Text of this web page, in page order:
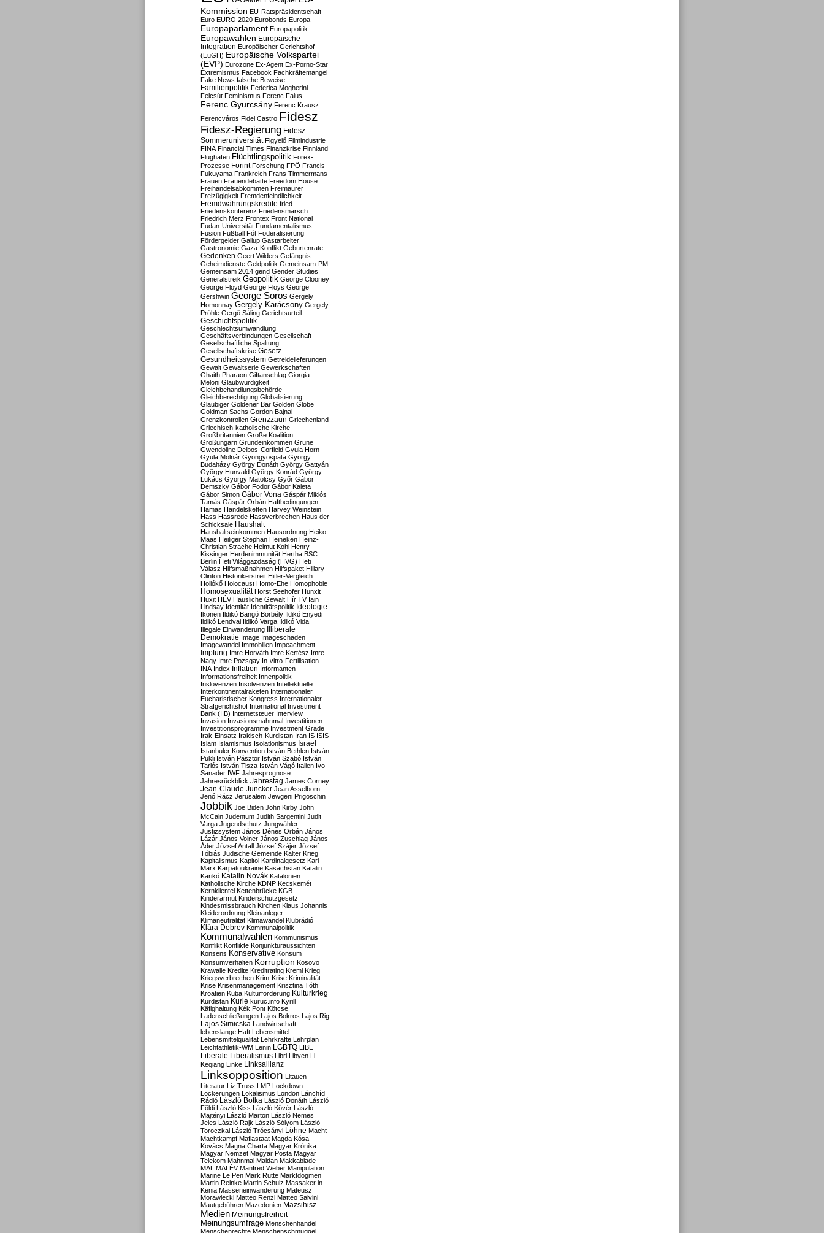
Kommission EU-Ratspräsidentschaft
Euro EURO 2020 Eurobonds Europa
Europaparlament Europapolitik
Europawahlen Europäische
Integration Europäischer Gerichtshof
(EuGH) Europäische Volkspartei
(EVP) Eurozone Ex-Agent Ex-Porno-Star
Extremismus Facebook Fachkräftemangel
Fake News falsche Beweise
Familienpolitik Federica Mogherini
Felcsút Feminismus Ferenc Falus
Ferenc Gyurcsány Ferenc Krausz
Ferencváros Fidel Castro Fidesz
Fidesz-Regierung Fidesz-
Sommeruniversität Figyelő Filmindustrie
FINA Financial Times Finanzkrise Finnland
Flughafen Flüchtlingspolitik Forex-
Prozesse Forint Forschung FPÖ Francis
Fukuyama Frankreich Frans Timmermans
Frauen Frauendebatte Freedom House
Freihandelsabkommen Freimaurer
Freizügigkeit Fremdenfeindlichkeit
Fremdwährungskredite fried
Friedenskonferenz Friedensmarsch
Friedrich Merz Frontex Front National
Fudan-Universität Fundamentalismus
Fusion Fußball Fót Föderalisierung
Fördergelder Gallup Gastarbeiter
Gastronomie Gaza-Konflikt Geburtenrate
Gedenken Geert Wilders Gefängnis
Geheimdienste Geldpolitik Gemeinsam-PM
Gemeinsam 2014 gend Gender Studies
Generalstreik Geopolitik George Clooney
George Floyd George Floys George
Gershwin George Soros Gergely
Homonnay Gergely Karácsony Gergely
Pröhle Gergő Sáling Gerichtsurteil
Geschichtspolitik
Geschlechtsumwandlung
Geschäftsverbindungen Gesellschaft
Gesellschaftliche Spaltung
Gesellschaftskrise Gesetz
Gesundheitssystem Getreidelieferungen
Gewalt Gewaltserie Gewerkschaften
Ghaith Pharaon Giftanschlag Giorgia
Meloni Glaubwürdigkeit
Gleichbehandlungsbehörde
Gleichberechtigung Globalisierung
Gläubiger Goldener Bär Golden Globe
Goldman Sachs Gordon Bajnai
Grenzkontrollen Grenzzaun Griechenland
Griechisch-katholische Kirche
Großbritannien Große Koalition
Großungarn Grundeinkommen Grüne
Gwendoline Delbos-Corfield Gyula Horn
Gyula Molnár Gyöngyöspata György
Budaházy György Donáth György Gattyán
György Hunvald György Konrád György
Lukács György Matolcsy Győr Gábor
Demszky Gábor Fodor Gábor Kaleta
Gábor Simon Gábor Vona Gáspár Miklós
Tamás Gáspár Orbán Haftbedingungen
Hamas Handelsketten Harvey Weinstein
Hass Hassrede Hassverbrechen Haus der
Schicksale Haushalt
Haushaltseinkommen Hausordnung Heiko
Maas Heiliger Stephan Heineken Heinz-
Christian Strache Helmut Kohl Henry
Kissinger Herdenimmunität Hertha BSC
Berlin Heti Világgazdaság (HVG) Heti
Válasz Hilfsmaßnahmen Hilfspaket Hillary
Clinton Historikerstreit Hitler-Vergleich
Hollókő Holocaust Homo-Ehe Homophobie
Homosexualität Horst Seehofer Hunxit
Huxit HÉV Häusliche Gewalt Hír TV Iain
Lindsay Identität Identitätspolitik Ideologie
Ikonen Ildikó Bangó Borbély Ildikó Enyedi
Ildikó Lendvai Ildikó Varga Ildikó Vida
Illegale Einwanderung Illiberale
Demokratie Image Imageschaden
Imagewandel Immobilien Impeachment
Impfung Imre Horváth Imre Kertész Imre
Nagy Imre Pozsgay In-vitro-Fertilisation
INA Index Inflation Informanten
Informationsfreiheit Innenpolitik
Inslovenzen Insolvenzen Intellektuelle
Interkontinentalraketen Internationaler
Eucharistischer Kongress Internationaler
Strafgerichtshof International Investment
Bank (IIB) Internetsteuer Interview
Invasion Invasionsmahnmal Investitionen
Investitionsprogramme Investment Grade
Irak-Einsatz Irakisch-Kurdistan Iran IS ISIS
Islam Islamismus Isolationismus Israel
Istanbuler Konvention István Bethlen István
Pukli István Pásztor István Szabó István
Tarlós István Tisza István Vágó Italien Ivo
Sanader IWF Jahresprognose
Jahresrückblick Jahrestag James Corney
Jean-Claude Juncker Jean Asselborn
Jenő Rácz Jerusalem Jewgeni Prigoschin
Jobbik Joe Biden John Kirby John
McCain Judentum Judith Sargentini Judit
Varga Jugendschutz Jungwähler
Justizsystem János Dénes Orbán János
Lázár János Volner János Zuschlag János
Áder József Antall József Szájer József
Tóbiás Jüdische Gemeinde Kalter Krieg
Kapitalismus Kapitol Kardinalgesetz Karl
Marx Karpatoukraine Kasachstan Katalin
Karikó Katalin Novák Katalonien
Katholische Kirche KDNP Kecskemét
Kernklientel Kettenbrücke KGB
Kinderarmut Kinderschutzgesetz
Kindesmissbrauch Kirchen Klaus Johannis
Kleiderordnung Kleinanleger
Klimaneutralität Klimawandel Klubrádió
Klára Dobrev Kommunalpolitik
Kommunalwahlen Kommunismus
Konflikt Konflikte Konjunkturaussichten
Konsens Konservative Konsum
Konsumverhalten Korruption Kosovo
Krawalle Kredite Kreditrating Kreml Krieg
Kriegsverbrechen Krim-Krise Kriminalität
Krise Krisenmanagement Krisztina Tóth
Kroatien Kuba Kulturförderung Kulturkrieg
Kurdistan Kurie kuruc.info Kyrill
Käfighaltung Kék Pont Kötcse
Ladenschließungen Lajos Bokros Lajos Rig
Lajos Simicska Landwirtschaft
lebenslange Haft Lebensmittel
Lebensmittelqualität Lehrkräfte Lehrplan
Leichtathletik-WM Lenin LGBTQ LIBE
Liberale Liberalismus Libri Libyen Li
Keqiang Linke Linksallianz
Linksopposition Litauen
Literatur Liz Truss LMP Lockdown
Lockerungen Lokalismus London Lánchíd
Rádió
László Botka László Donáth László
Földi László Kiss László Kövér László
Majtényi László Marton László Nemes
Jeles László Rajk László Sólyom László
Toroczkai László Trócsányi Löhne Macht
Machtkampf Mafiastaat Magda Kósa-
Kovács Magna Charta Magyar Krónika
Magyar Nemzet Magyar Posta Magyar
Telekom Mahnmal Maidan Makkabiade
MAL MALÉV Manfred Weber Manipulation
Marine Le Pen Mark Rutte Marktdogmen
Martin Reinke Martin Schulz Massaker in
Kenia Masseneinwanderung Mateusz
Morawiecki Matteo Renzi Matteo Salvini
Mautgebühren Mazedonien Mazsihisz
Medien Meinungsfreiheit
Meinungsumfrage Menschenhandel
Menschenrechte Menschenschmuggel